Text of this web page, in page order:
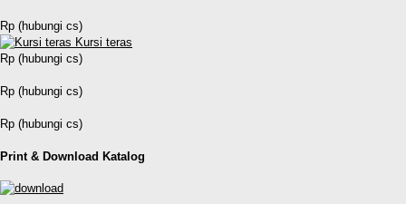
Rp (hubungi cs)
Kursi teras
Rp (hubungi cs)
Rp (hubungi cs)
Rp (hubungi cs)
Print & Download Katalog